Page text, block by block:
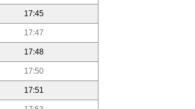
17:45
17:47
17:48
17:50
17:51